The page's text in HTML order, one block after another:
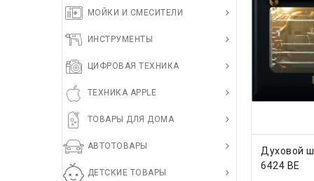
МОЙКИ И СМЕСИТЕЛИ
ИНСТРУМЕНТЫ
ЦИФРОВАЯ ТЕХНИКА
ТЕХНИКА APPLE
ТОВАРЫ ДЛЯ ДОМА
АВТОТОВАРЫ
ДЕТСКИЕ ТОВАРЫ
Духовой
6424 BE